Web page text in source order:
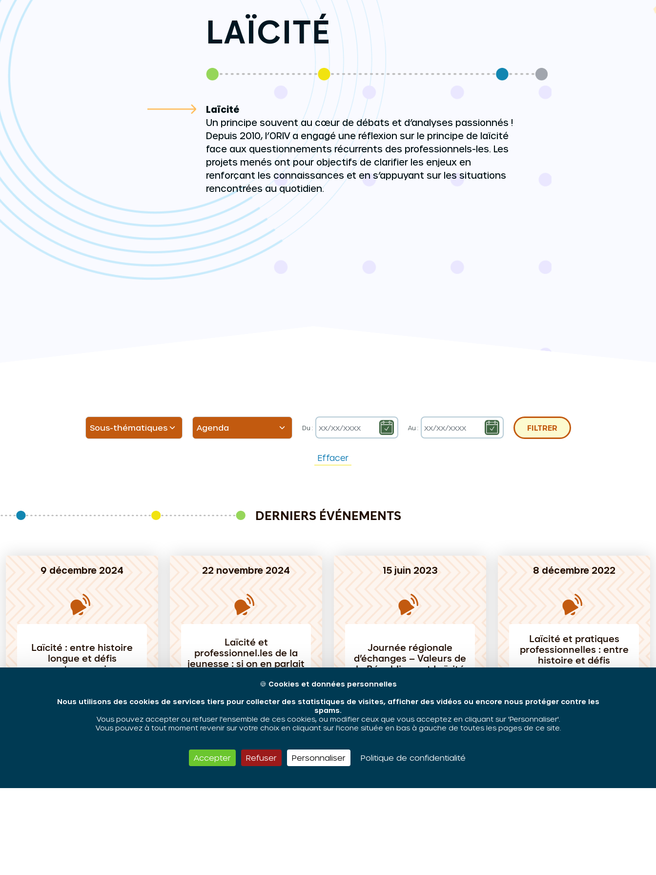
LAÏCITÉ
Laïcité
Un principe souvent au cœur de débats et d’analyses passionnés !
Depuis 2010, l’ORIV a engagé une réflexion sur le principe de laïcité
face aux questionnements récurrents des professionnels-les. Les
projets menés ont pour objectifs de clarifier les enjeux en
renforçant les connaissances et en s’appuyant sur les situations
rencontrées au quotidien.
Du : Au : FILTRER
Effacer
DERNIERS ÉVÉNEMENTS
9 décembre 2024
Laïcité : entre histoire
longue et défis
contemporains
22 novembre 2024
Laïcité et
professionnel.les de la
jeunesse : si on en parlait
15 juin 2023
Journée régionale
d’échanges – Valeurs de
la République et Laïcité
8 décembre 2022
Laïcité et pratiques
professionnelles : entre
histoire et défis
Colloque
🍪 Cookies et données personnelles
Nous utilisons des cookies de services tiers pour collecter des statistiques de visites, afficher des vidéos ou encore nous protéger contre les
spams.
Vous pouvez accepter ou refuser l'ensemble de ces cookies, ou modifier ceux que vous acceptez en cliquant sur 'Personnaliser'.
Vous pouvez à tout moment revenir sur votre choix en cliquant sur l'icone située en bas à gauche de toutes les pages de ce site.
Accepter Refuser Personnaliser Politique de confidentialité